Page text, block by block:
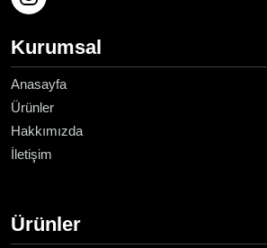
Kurumsal
Anasayfa
Ürünler
Hakkımızda
İletişim
Ürünler